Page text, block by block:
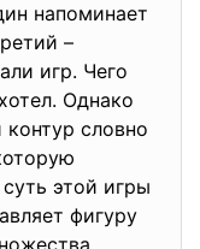
напоминает
–
игр. Чего
Однако
словно
этой игры
фигуру